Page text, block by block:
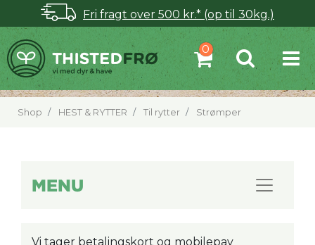
Fri fragt over 500 kr.* (op til 30kg.)
Shop HEST & RYTTER Til rytter Strømper
MENU
Vi tager betalingskort og mobilepay